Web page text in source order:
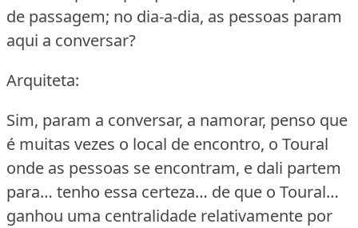
de passagem; no dia-a-dia, as pessoas param
aqui a conversar?
Arquiteta:
Sim, param a conversar, a namorar, penso que
é muitas vezes o local de encontro, o Toural
onde as pessoas se encontram, e dali partem
para… tenho essa certeza… de que o Toural…
ganhou uma centralidade relativamente por